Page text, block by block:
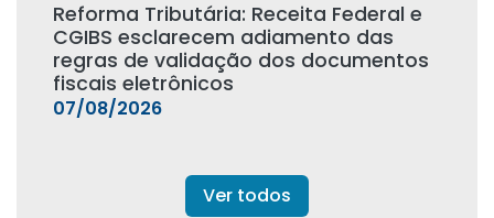
Reforma Tributária: Receita Federal e
CGIBS esclarecem adiamento das
regras de validação dos documentos
fiscais eletrônicos
07/08/2026
Ver todos